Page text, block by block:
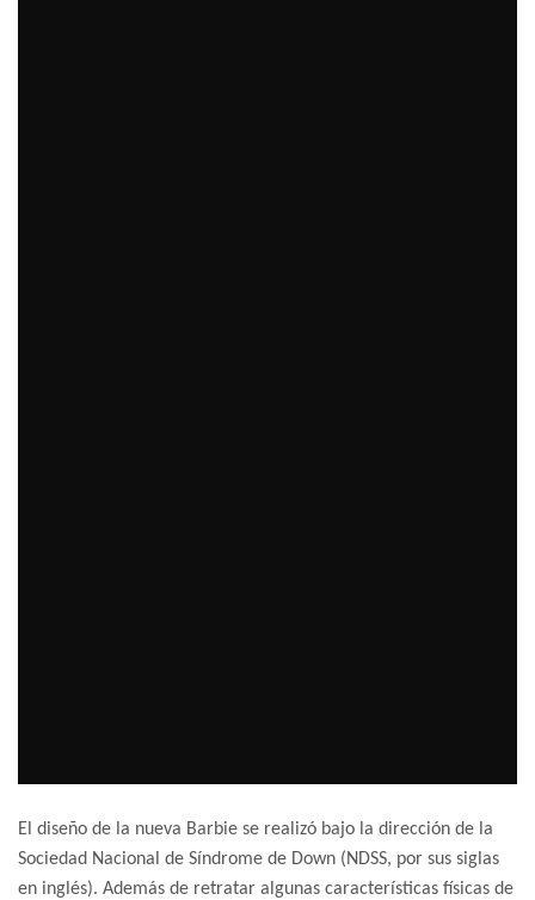
El diseño de la nueva Barbie se realizó bajo la dirección de la
Sociedad Nacional de Síndrome de Down (NDSS, por sus siglas
en inglés). Además de retratar algunas características físicas de